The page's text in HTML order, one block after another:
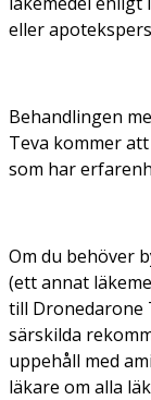
eller
Behandlingen
Teva kommer
som har
Om du behöver
(ett annat
till Dronedarone
särskilda
uppehåll med
läkare om alla